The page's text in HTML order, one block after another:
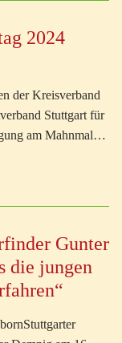
2024
der Kreisverband
Stuttgart für
am Mahnmal…
Gunter
die jungen